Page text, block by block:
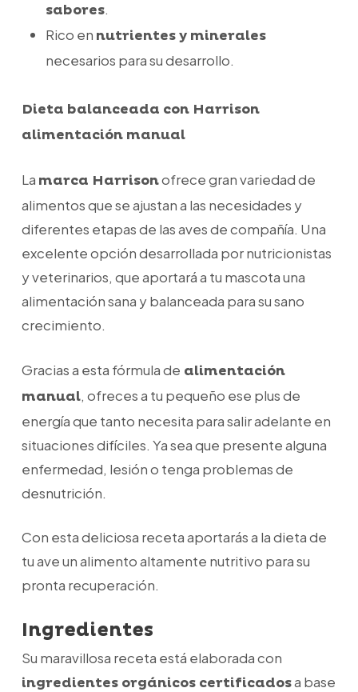
sabores.
Rico en nutrientes y minerales
necesarios para su desarrollo.
Dieta balanceada con Harrison
alimentación manual
La marca Harrisonofrece gran variedad de
alimentos que se ajustan a las necesidades y
diferentes etapas de las aves de compañía. Una
excelente opción desarrollada por nutricionistas
y veterinarios, que aportará a tu mascota una
alimentación sana y balanceada para su sano
crecimiento.
Gracias a esta fórmula de alimentación
manual, ofreces a tu pequeño ese plus de
energía que tanto necesita para salir adelante en
situaciones difíciles. Ya sea que presente alguna
enfermedad, lesión o tenga problemas de
desnutrición.
Con esta deliciosa receta aportarás a la dieta de
tu ave un alimento altamente nutritivo para su
pronta recuperación.
Ingredientes
Su maravillosa receta está elaborada con
ingredientes orgánicos certificadosa base